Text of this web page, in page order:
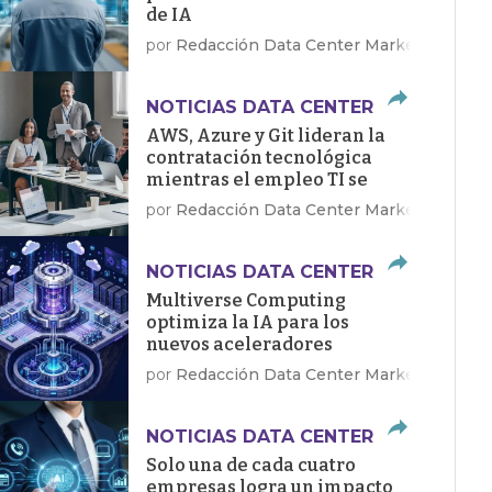
de IA
por Redacción Data Center Market
NOTICIAS DATA CENTER
AWS, Azure y Git lideran la
contratación tecnológica
mientras el empleo TI se
recupera en EE.UU.
por Redacción Data Center Market
NOTICIAS DATA CENTER
Multiverse Computing
optimiza la IA para los
nuevos aceleradores
Dragonfly de Qualcomm
por Redacción Data Center Market
NOTICIAS DATA CENTER
Solo una de cada cuatro
empresas logra un impacto